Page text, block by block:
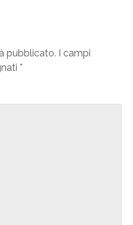
pubblicato. I campi
*